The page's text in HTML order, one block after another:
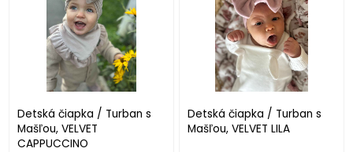
Detská čiapka / Turban s
Mašľou, VELVET
CAPPUCCINO
Detská čiapka / Turban s
Mašľou, VELVET LILA